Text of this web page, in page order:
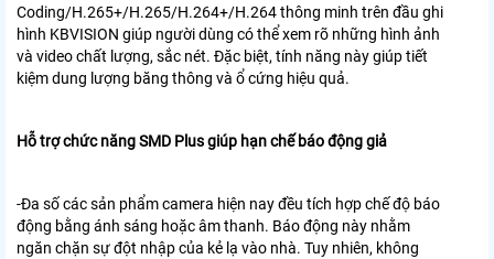
Coding/H.265+/H.265/H.264+/H.264 thông minh trên đầu ghi
hình KBVISION giúp người dùng có thể xem rõ những hình ảnh
và video chất lượng, sắc nét. Đặc biệt, tính năng này giúp tiết
kiệm dung lượng băng thông và ổ cứng hiệu quả.
Hỗ trợ chức năng SMD Plus giúp hạn chế báo động giả
-Đa số các sản phẩm camera hiện nay đều tích hợp chế độ báo
động bằng ánh sáng hoặc âm thanh. Báo động này nhằm
ngăn chặn sự đột nhập của kẻ lạ vào nhà. Tuy nhiên, không